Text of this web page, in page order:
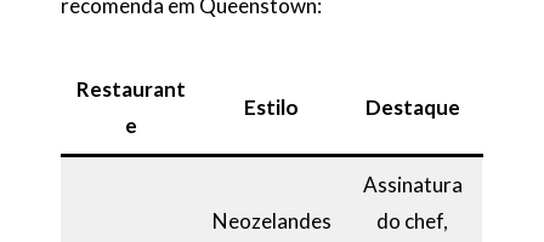
recomenda em Queenstown:
Restaurant
e
Estilo Destaque
Neozelandes
Assinatura
do chef,